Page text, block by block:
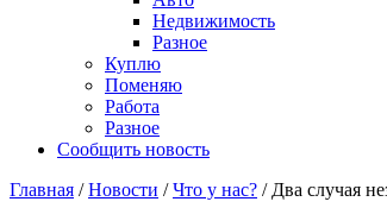
Недвижимость
Разное
Куплю
Поменяю
Работа
Разное
Сообщить новость
Главная /Новости /Что у нас? / Два случая